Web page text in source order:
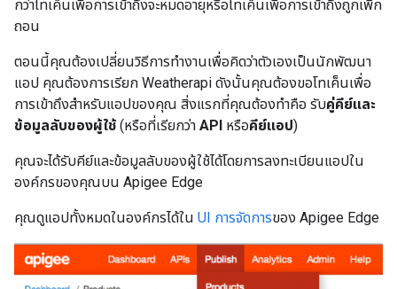
กว่าโทเค็นเพื่อการเข้าถึงจะหมดอายุหรือโทเค็นเพื่อการเข้าถึงถูกเพิก
ถอน
ตอนนี้คุณต้องเปลี่ยนวิธีการทำงานเพื่อคิดว่าตัวเองเป็นนักพัฒนา
แอป คุณต้องการเรียก Weatherapi ดังนั้นคุณต้องขอโทเค็นเพื่อ
การเข้าถึงสำหรับแอปของคุณ สิ่งแรกที่คุณต้องทำคือ รับคู่คีย์และ
ข้อมูลลับของผู้ใช้ (หรือที่เรียกว่า API หรือคีย์แอป)
คุณจะได้รับคีย์และข้อมูลลับของผู้ใช้ได้โดยการลงทะเบียนแอปใน
องค์กรของคุณบน Apigee Edge
คุณดูแอปทั้งหมดในองค์กรได้ใน UI การจัดการของ Apigee Edge